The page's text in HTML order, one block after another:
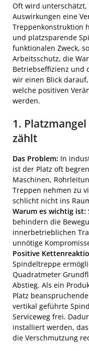
Oft wird
Auswirkungen eine
Treppenkonstruktion
und platzsparende
funktionalen Zweck,
Arbeitsschutz, die
Betriebseffizienz und
wir einen Blick
welche positiven
werden.
1.
zählt
Das Problem: In
ist der Platz oft
Maschinen,
Treppen nehmen zu
schlicht nicht ins
Warum es wichtig ist:
behindern die
innerbetrieblichen
unnötige
Positive
Spindeltreppe
Quadratmeter
Abstieg. Als ein
Platz
vertikal geführte
Serviceweg frei.
installiert werden,
die Verschmutzung